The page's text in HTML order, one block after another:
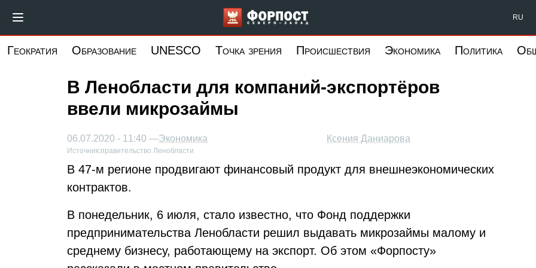
основному
Форпост Северо-Запад RU
Геократия Образование UNESCO Точка зрения Происшествия Экономика Политика
В Ленобласти для компаний-экспортёров
ввели микрозаймы
Ксения Даниарова
06.07.2020 - 11:40 —Экономика
Источник:правительство Ленобласти
В 47-м регионе продвигают финансовый продукт для внешнеэкономических
контрактов.
В понедельник, 6 июля, стало известно, что Фонд поддержки
предпринимательства Ленобласти решил выдавать микрозаймы малому и
среднему бизнесу, работающему на экспорт. Об этом «Форпосту»